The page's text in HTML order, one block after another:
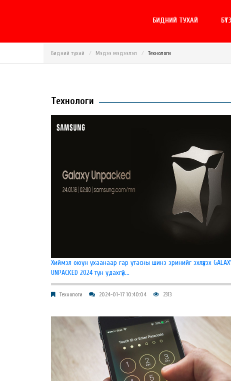
БИДНИЙ ТУХАЙ
Бидний тухай Мэдээ мэдээлэл Технологи
Технологи
Хиймэл оюун ухаанаар гар утасны шинэ эринийг эхлүүлэх
UNPACKED 2024 тун удахгүй...
Технологи 2024-01-17 10:40:04 2313